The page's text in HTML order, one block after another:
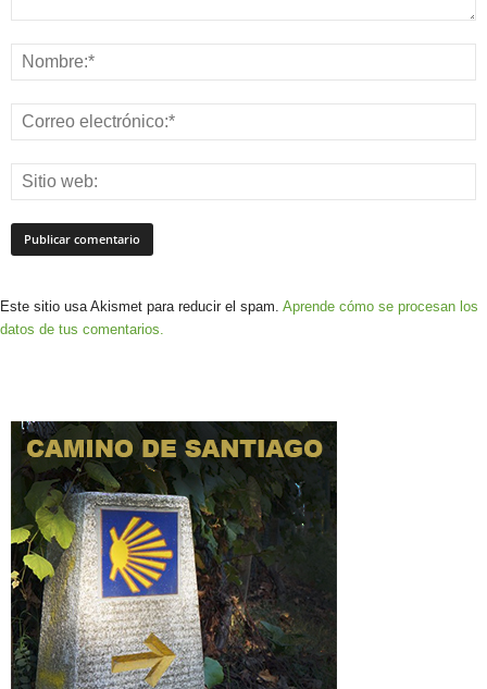
Este sitio usa Akismet para reducir el spam. Aprende cómo se procesan los
datos de tus comentarios.